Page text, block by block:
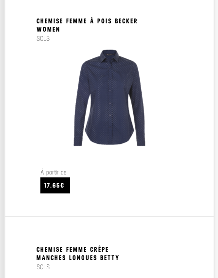
CHEMISE FEMME À POIS BECKER
WOMEN
SOLS
À partir de
17.65€
CHEMISE FEMME CRÊPE
MANCHES LONGUES BETTY
SOLS